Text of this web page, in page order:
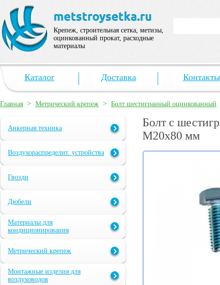
Крепеж, строительная сетка, метизы,
оцинкованный прокат, расходные
материалы
Каталог Доставка Контакты
Главная > Метрический крепеж > Болт шестигранный оцинкованный
Анкерная техника
Воздухораспределит. устройства
Гвозди
Дюбели
Материалы для
кондиционирования
Метрический крепеж
Монтажные изделия для
воздуховодов
Болт с
М20х80 мм